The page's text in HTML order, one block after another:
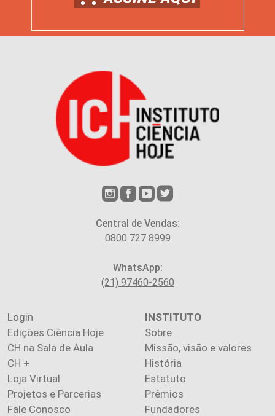
Central de Vendas:
0800 727 8999
WhatsApp:
(21) 97460-2560
Login
Edições Ciência Hoje
CH na Sala de Aula
CH +
Loja Virtual
Projetos e Parcerias
Fale Conosco
INSTITUTO
Sobre
Missão, visão e valores
História
Estatuto
Prêmios
Fundadores